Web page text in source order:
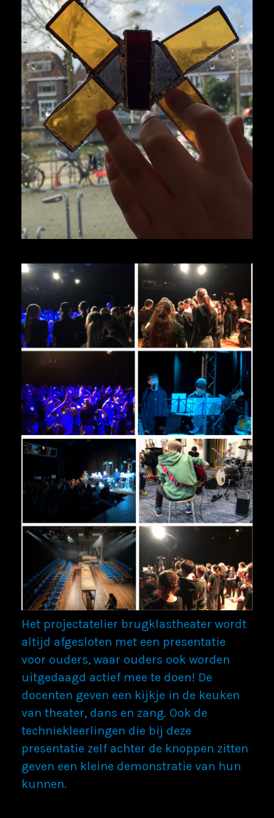
Het projectatelier brugklastheater wordt
altijd afgesloten met een presentatie
voor ouders, waar ouders ook worden
uitgedaagd actief mee te doen! De
docenten geven een kijkje in de keuken
van theater, dans en zang. Ook de
techniekleerlingen die bij deze
presentatie zelf achter de knoppen zitten
geven een kleine demonstratie van hun
kunnen.